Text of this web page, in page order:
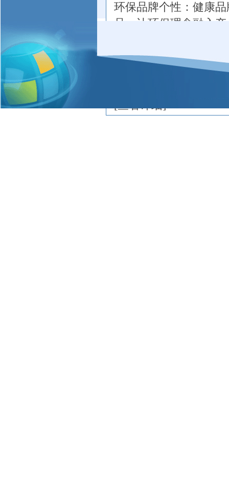
环保品牌个性：健康
品，让环保理念融入
的控制，处处体现着
提倡孩子更多的保障
[查看详细]